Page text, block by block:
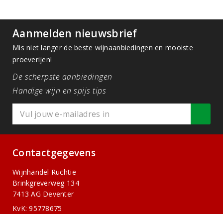
Aanmelden nieuwsbrief
Mis niet langer de beste wijnaanbiedingen en mooiste
proeverijen!
De scherpste aanbiedingen
Handige wijn en spijs tips
Contactgegevens
Wijnhandel Ruchtie
Brinkgreverweg 134
7413 AG Deventer
KvK: 95778675